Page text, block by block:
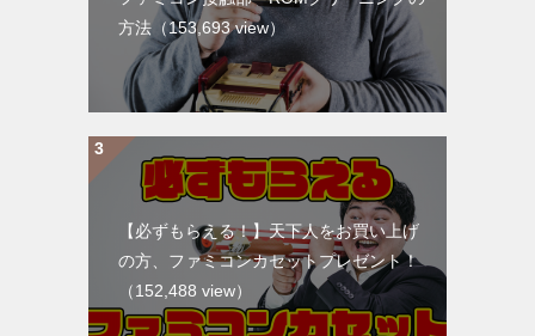
方法（153,693 view）
【必ずもらえる！】天下人をお買い上げ
の方、ファミコンカセットプレゼント！
（152,488 view）